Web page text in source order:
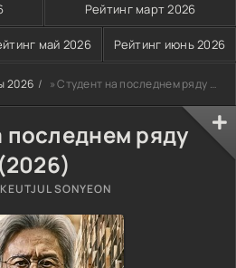
Рейтинг март 2026
май 2026 Рейтинг июнь 2026
2026 » Студент на последнем ряду (2026)
последнем ряду
(2026)
SONYEON